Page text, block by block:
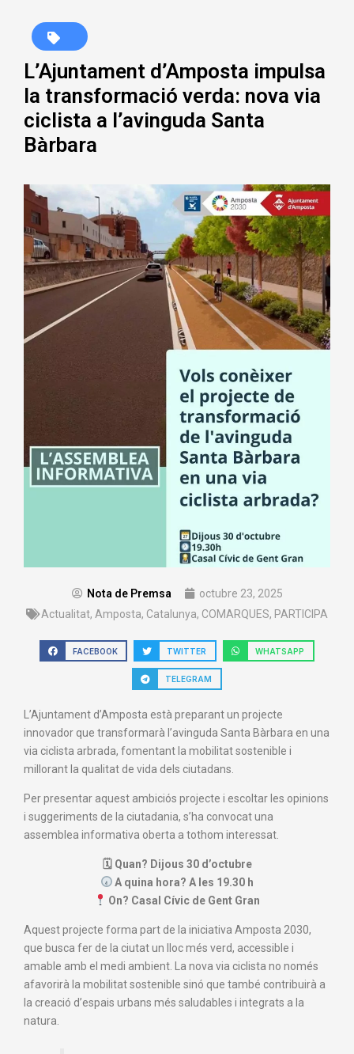
L’Ajuntament d’Amposta impulsa
la transformació verda: nova via
ciclista a l’avinguda Santa
Bàrbara
Nota de Premsa
octubre 23, 2025
Actualitat, Amposta, Catalunya, COMARQUES, PARTICIPA
FACEBOOK TWITTER WHATSAPP
TELEGRAM
L’Ajuntament d’Amposta està preparant un projecte
innovador que transformarà l’avinguda Santa Bàrbara en una
via ciclista arbrada, fomentant la mobilitat sostenible i
millorant la qualitat de vida dels ciutadans.
Per presentar aquest ambiciós projecte i escoltar les opinions
i suggeriments de la ciutadania, s’ha convocat una
assemblea informativa oberta a tothom interessat.
🗓 Quan? Dijous 30 d’octubre
A quina hora? A les 19.30 h
On? Casal Cívic de Gent Gran
Aquest projecte forma part de la iniciativa Amposta 2030,
que busca fer de la ciutat un lloc més verd, accessible i
amable amb el medi ambient. La nova via ciclista no només
afavorirà la mobilitat sostenible sinó que també contribuirà a
la creació d’espais urbans més saludables i integrats a la
natura.